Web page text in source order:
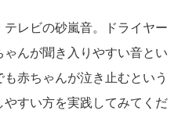
レビの砂嵐音。ドライヤー
んが聞き入りやすい音とい
赤ちゃんが泣き止むという
すい方を実践してみてくだ